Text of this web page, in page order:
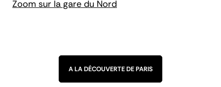
Zoom sur la gare du Nord
A LA DÉCOUVERTE DE PARIS